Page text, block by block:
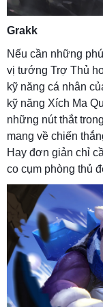
Grakk
Nếu cần những
vị tướng Trợ Thủ
kỹ năng cá nhân
kỹ năng Xích Ma
những nút thắt
mang về chiến
Hay đơn giản chỉ
co cụm phòng thủ